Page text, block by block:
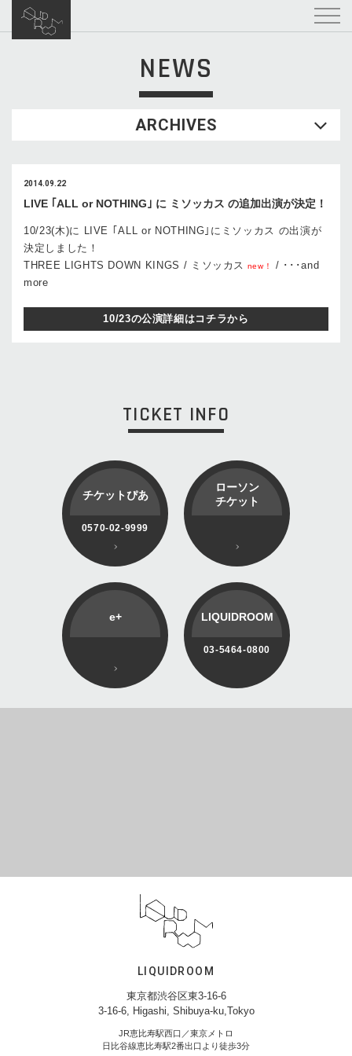
NEWS
ARCHIVES
2014.09.22
LIVE ｢ALL or NOTHING｣ に ミソッカス の追加出演が決定！
10/23(木)に LIVE ｢ALL or NOTHING｣にミソッカス の出演が
決定しました！
THREE LIGHTS DOWN KINGS / ミソッカス new！
/ ･･･and
more
10/23の公演詳細はコチラから
TICKET INFO
チケットぴあ
0570-02-9999
ローソン
チケット
e+ LIQUIDROOM
03-5464-0800
LIQUIDROOM
東京都渋谷区東3-16-6
3-16-6, Higashi, Shibuya-ku,Tokyo
JR恵比寿駅西口／東京メトロ
日比谷線恵比寿駅2番出口より徒歩3分